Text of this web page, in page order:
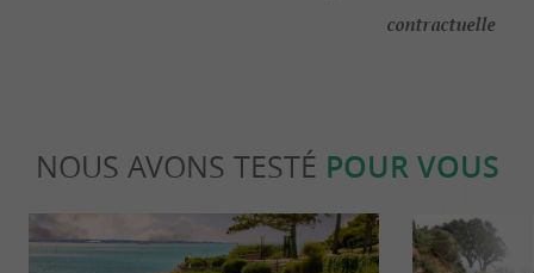
contractuelle
NOUS AVONS TESTÉ POUR VOUS